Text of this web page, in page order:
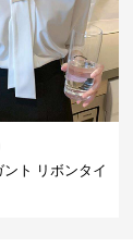
ト リボンタイ